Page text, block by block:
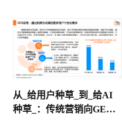
从_给用户种草_到_给AI
种草_：传统营销向GEO